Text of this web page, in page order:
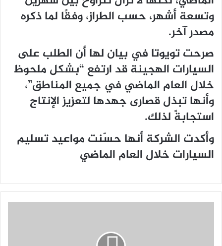
وتسعة أشهر، حسب الطراز، وفقًا لما ذكره
مصدر آخر.
صرحت تويوتا في بيان لها أن الطلب على
السيارات الهجينة قد ارتفع “بشكل ملحوظ
خلال العام الماضي في جميع المناطق”،
وأنها تبذل قصارى جهدها لتعزيز الإنتاج
استجابةً لذلك.
وأكدت الشركة أنها حسّنت مواعيد تسليم
السيارات خلال العام الماضي